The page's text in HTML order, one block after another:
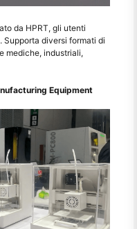
da HPRT, gli utenti
Supporta diversi formati di
mediche, industriali,
Equipment